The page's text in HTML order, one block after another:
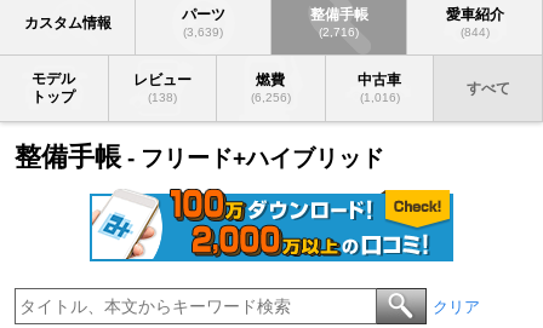
カスタム情報 パーツ
(3,639)
整備手帳
(2,716)
愛車紹介
(844)
モデル
トップ
レビュー
(138)
燃費
(6,256)
中古車
(1,016)
すべて
整備手帳 - フリード+ハイブリッド
クリア